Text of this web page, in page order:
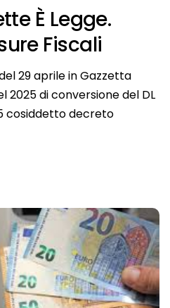
È Legge.
Fiscali
29 aprile in Gazzetta
2025 di conversione del DL
cosiddetto decreto